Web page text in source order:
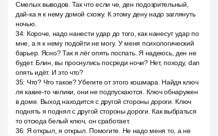
Смелых выводов. Так что если че, ден подозрительный,
дай-ка я к нему домой схожу. К этому дену надо заглянуть
ночью.
34: Короче, надо нанести удар до того, как нанесут удар по
мне, а я к нему подойти не могу. У меня психологический
барьер. Ясно? Так я лёг опять поспать. Я надеюсь, ден не
будет. Блин, вы проснулись посреди ночи? Нет, походу, dan
опять идёт. И это что?
35: Что? Что такое? Убегите от этого кошмара. Найдя ключ
ля какие-то челики, они не подпускаются. Ключ обнаружен
в доме. Выход находится с другой стороны дороги. Ключ
поднять я поднял с другой стороны дороги. Как выбраться
то отсюда белый ключ, он сработает.
36: Я открыл, я открыл. Помогите. Не надо меня то, а не